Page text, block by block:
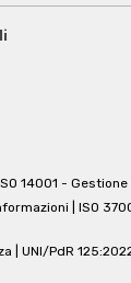
14001 -
| ISO
| UNI/PdR